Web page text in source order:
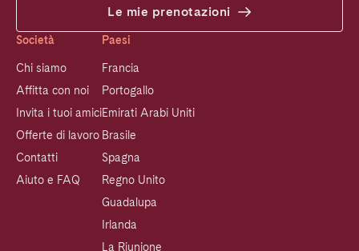
Le mie prenotazioni
Società
Chi siamo
Affitta con noi
Invita i tuoi amici
Offerte di lavoro
Contatti
Aiuto e FAQ
Paesi
Francia
Portogallo
Emirati Arabi Uniti
Brasile
Spagna
Regno Unito
Guadalupa
Irlanda
La Riunione